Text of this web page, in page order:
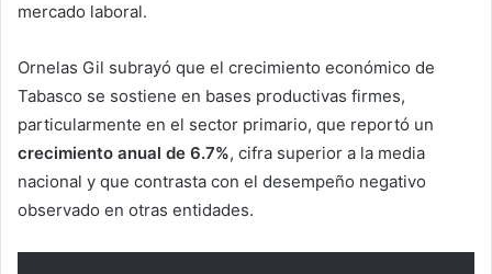
mercado laboral.
Ornelas Gil subrayó que el crecimiento económico de
Tabasco se sostiene en bases productivas firmes,
particularmente en el sector primario, que reportó un
crecimiento anual de 6.7%, cifra superior a la media
nacional y que contrasta con el desempeño negativo
observado en otras entidades.